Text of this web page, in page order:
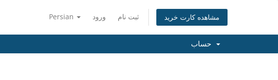
Persian ورود ثبت نام مشاهده کارت خرید